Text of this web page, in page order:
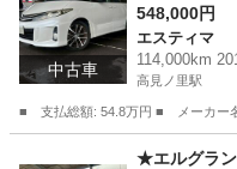
中古車
548,000円
エスティマ
114,000km
高見ノ里駅
■ 支払総額: 54.8万円 ■ メーカー
高見ノ里駅
★エルグラ